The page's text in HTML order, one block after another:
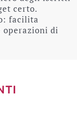
certo.
facilita
operazioni di